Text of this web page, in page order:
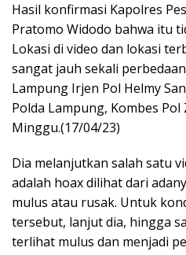
Hasil konfirmasi Kapolres
Pratomo Widodo bahwa itu
Lokasi di video dan lokasi
sangat jauh sekali
Lampung Irjen Pol Helmy
Polda Lampung, Kombes
Minggu.(17/04/23)
Dia melanjutkan salah satu
adalah hoax dilihat dari
mulus atau rusak. Untuk
tersebut, lanjut dia, hingga
terlihat mulus dan menjadi